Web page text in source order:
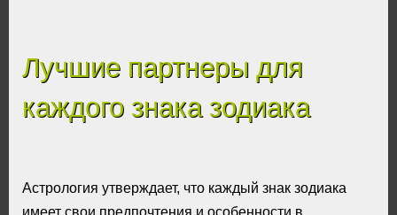
Лучшие партнеры для
каждого знака зодиака
Астрология утверждает, что каждый знак зодиака
имеет свои предпочтения и особенности в